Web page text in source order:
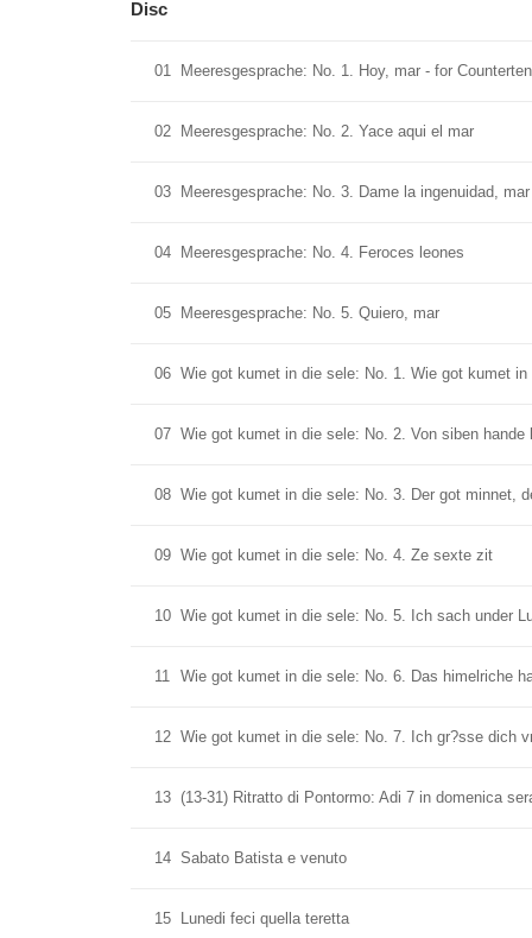
Disc
01 Meeresgesprache: No. 1. Hoy, mar - for
02 Meeresgesprache: No. 2. Yace aqui el mar
03 Meeresgesprache: No. 3. Dame la ingenuidad, mar
04 Meeresgesprache: No. 4. Feroces leones
05 Meeresgesprache: No. 5. Quiero, mar
06 Wie got kumet in die sele: No. 1. Wie got kumet
07 Wie got kumet in die sele: No. 2. Von siben hande
08 Wie got kumet in die sele: No. 3. Der got minnet,
09 Wie got kumet in die sele: No. 4. Ze sexte zit
10 Wie got kumet in die sele: No. 5. Ich sach under
11 Wie got kumet in die sele: No. 6. Das himelriche
12 Wie got kumet in die sele: No. 7. Ich gr?sse dich
13 (13-31) Ritratto di Pontormo: Adi 7 in domenica
14 Sabato Batista e venuto
15 Lunedi feci quella teretta